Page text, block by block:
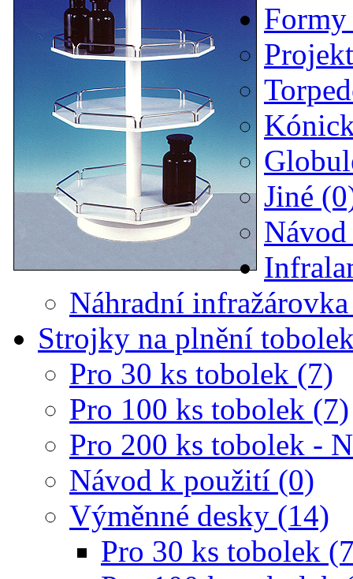
Jiné
Náhradní
Strojky na plnění
Pro 30 ks tobolek (7)
Pro 100 ks tobolek (7)
Pro 200 ks tobolek -
Návod k použití (0)
Výměnné desky (14)
Pro 30 ks tobolek